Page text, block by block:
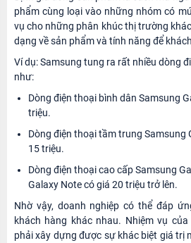
phẩm cùng loại vào những nhóm có
vụ cho những phân khúc thị trường
dạng về sản phẩm và tính năng để
Ví dụ: Samsung tung ra rất nhiều dòng
như:
Dòng điện thoại bình dân Samsung
triệu.
Dòng điện thoại tầm trung Samsung
15 triệu.
Dòng điện thoại cao cấp Samsung
Galaxy Note có giá 20 triệu trở lên.
Nhờ vậy, doanh nghiệp có thể đáp
khách hàng khác nhau. Nhiệm vụ
phải xây dựng được sự khác biệt giá trị